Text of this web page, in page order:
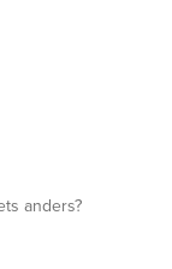
anders?